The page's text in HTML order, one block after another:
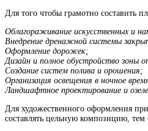
Для того чтобы грамотно составить
Облагораживание искусственных и
Внедрение дренажной системы
Оформление дорожек;
Дизайн и полное обустройство зоны
Создание систем полива и орошения;
Организация освещения в ночное
Ландшафтное проектирование и
Для художественного оформления
составлять цельную композицию,